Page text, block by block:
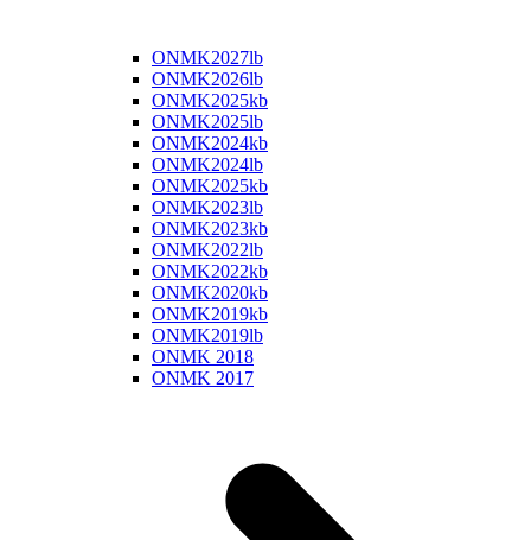
ONMK2027lb
ONMK2026lb
ONMK2025kb
ONMK2025lb
ONMK2024kb
ONMK2024lb
ONMK2025kb
ONMK2023lb
ONMK2023kb
ONMK2022lb
ONMK2022kb
ONMK2020kb
ONMK2019kb
ONMK2019lb
ONMK 2018
ONMK 2017